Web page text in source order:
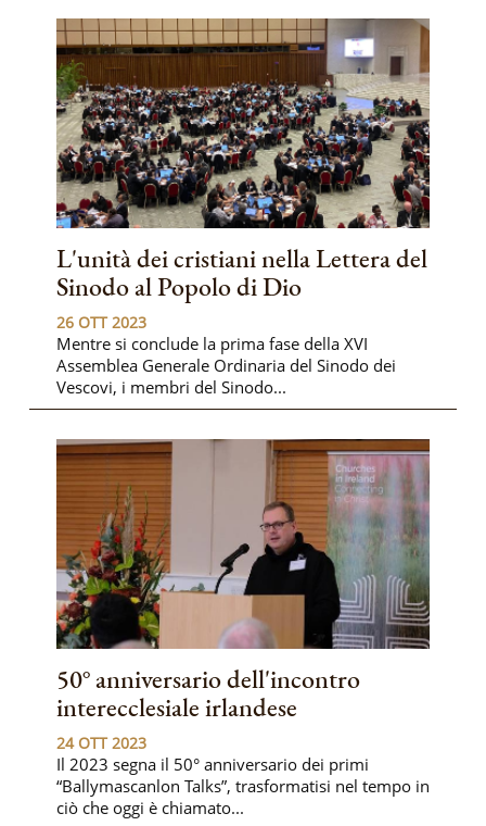
L'unità dei cristiani nella Lettera del
Sinodo al Popolo di Dio
26 OTT 2023
Mentre si conclude la prima fase della XVI
Assemblea Generale Ordinaria del Sinodo dei
Vescovi, i membri del Sinodo...
50° anniversario dell'incontro
interecclesiale irlandese
24 OTT 2023
Il 2023 segna il 50° anniversario dei primi
“Ballymascanlon Talks”, trasformatisi nel tempo in
ciò che oggi è chiamato...